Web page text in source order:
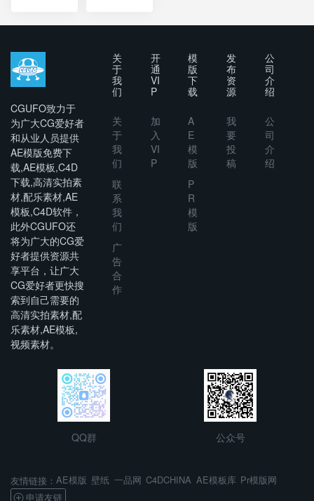
意境画面
视频素材
CGUFO致力于
为广大CG爱好者
和从业人员提供
AE模版免费下
载,AE模板,C4D
下载,高清实拍素
材,配乐素材,AE
模板,C4D软件，
此外CGUFO还
将为广大的CG爱
好者提供资源共
享平台，让广大
CG爱好者更快搜
索到自己需要的
高清实拍素材,配
乐素材,AE模板,
视频素材。
关
于
我
们
关
于
我
们
联
系
我
们
广
告
合
作
开
通
VI
P
加
入
VI
P
模
版
下
载
A
E
模
版
P
R
模
版
发
布
资
源
我
要
投
稿
公
司
介
绍
公
司
介
绍
QQ群 公众号
友情链接： AE模版 壁纸 一品网 C4DCHINA AE模板库 Pr模版网
申请友链